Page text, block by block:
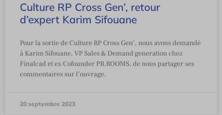
Culture RP Cross Gen’, retour
d’expert Karim Sifouane
Pour la sortie de Culture RP Cross Gen’, nous avons demandé
à Karim Sifouane, VP Sales & Demand generation chez
Finalcad et ex Cofounder PR.ROOMS, de nous partager ses
commentaires sur l’ouvrage.
20 septembre 2023